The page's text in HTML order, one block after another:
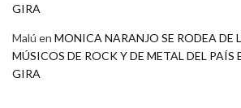
GIRA
Malú en MONICA NARANJO SE RODEA DE
MÚSICOS DE ROCK Y DE METAL DEL PAÍS
GIRA